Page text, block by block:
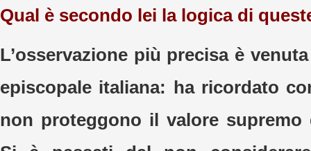
Qual è secondo lei la logica di
L’osservazione più precisa è
episcopale italiana: ha ricordato
non proteggono il valore supremo